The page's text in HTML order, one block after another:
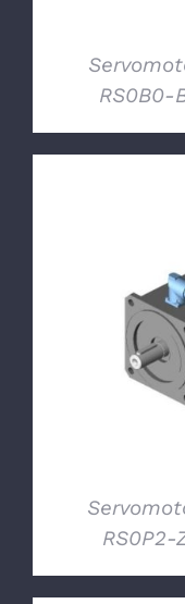
RS0B0-
RS0P2-